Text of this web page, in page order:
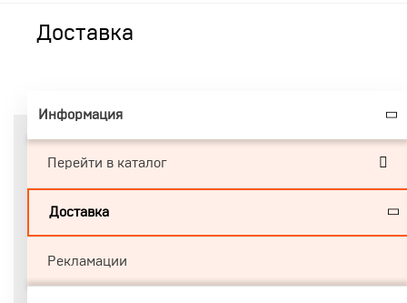
Доставка
Информация
Перейти в каталог
Доставка
Рекламации